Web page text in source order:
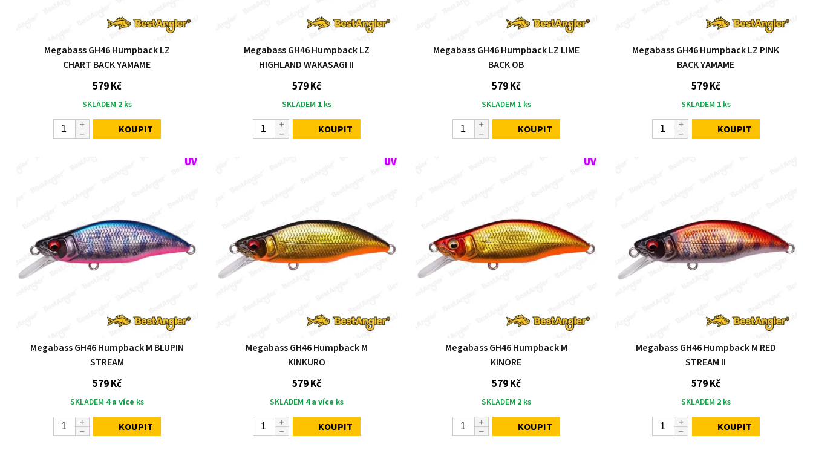
Megabass GH46 Humpback LZ
CHART BACK YAMAME
579 Kč
SKLADEM 2 ks
KOUPIT
Megabass GH46 Humpback LZ
HIGHLAND WAKASAGI II
579 Kč
SKLADEM 1 ks
KOUPIT
Megabass GH46 Humpback LZ LIME
BACK OB
579 Kč
SKLADEM 1 ks
KOUPIT
Megabass GH46 Humpback LZ PINK
BACK YAMAME
579 Kč
SKLADEM 1 ks
KOUPIT
Megabass GH46 Humpback M BLUPIN
STREAM
579 Kč
SKLADEM 4 a více ks
KOUPIT
Megabass GH46 Humpback M
KINKURO
579 Kč
SKLADEM 4 a více ks
KOUPIT
Megabass GH46 Humpback M
KINORE
579 Kč
SKLADEM 2 ks
KOUPIT
Megabass GH46 Humpback M RED
STREAM II
579 Kč
SKLADEM 2 ks
KOUPIT